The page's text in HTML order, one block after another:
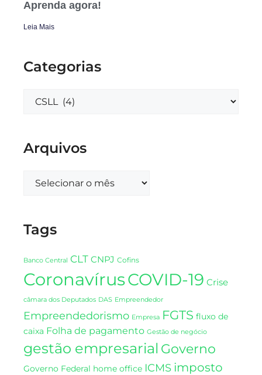
Aprenda agora!
Leia Mais
Categorias
Arquivos
Tags
Banco Central CLT CNPJ Cofins
CoronavírusCOVID-19 Crise
câmara dos Deputados DAS Empreendedor
Empreendedorismo Empresa FGTS fluxo de
caixa Folha de pagamento Gestão de negócio
gestão empresarial Governo
Governo Federal home office ICMS imposto